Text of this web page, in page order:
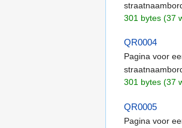
301 bytes (37
QR0004
Pagina voor
301 bytes (37
QR0005
Pagina voor